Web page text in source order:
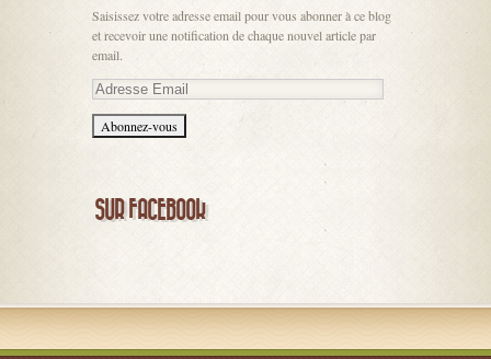
Saisissez votre adresse email pour vous abonner à ce blog
et recevoir une notification de chaque nouvel article par
email.
Adresse
SUR FACEBOOK